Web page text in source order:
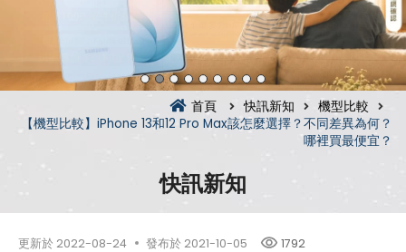
首頁 快訊新知
機型比較
【機型比較】iPhone 13和12 Pro Max該怎麼選擇？不同差異為何？
哪裡買最便宜？
快訊新知
更新於 2022-08-24 發布於 2021-10-05 1792